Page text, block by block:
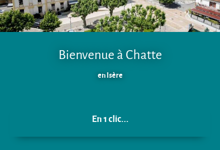
Bienvenue à Chatte
en Isère
En 1 clic...